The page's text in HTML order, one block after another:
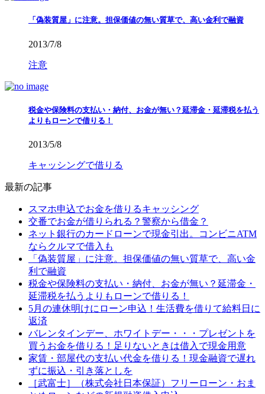
「偽装質屋」に注意。担保価値の無い質草で、高い金利で融資
2013/7/8
注意
税金や保険料の支払い・納付、お金が無い？延滞金・延滞税を払う
よりもローンで借りる！
2013/5/8
キャッシングで借りる
最新の記事
スマホ申込でお金を借りるキャッシング
交番でお金が借りられる？警察から借金？
ネット銀行のカードローンで現金引出。コンビニATM
ならクルマで借入も
「偽装質屋」に注意。担保価値の無い質草で、高い金
利で融資
税金や保険料の支払い・納付、お金が無い？延滞金・
延滞税を払うよりもローンで借りる！
5月の連休明けにローン申込！生活費を借りて給料日に
返済
バレンタインデー、ホワイトデー・・・プレゼントを
買うお金を借りる！足りないときは借入で現金用意
家賃・部屋代の支払い代金を借りる！現金融資で遅れ
ずに振込・引き落としを
［武富士］（株式会社日本保証）フリーローン・おま